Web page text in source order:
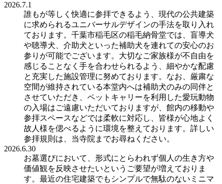
2026.7.1
誰もが等しく快適に参拝できるよう、現代の公共建築
に求められるユニバーサルデザインの手法を取り入れ
ております。千葉市稲毛区の稲毛納骨堂では、盲導犬
や聴導犬、介助犬といった補助犬を連れての安心のお
参りが可能でございます。大切なご家族様が不自由を
感じることなく手を合わせられるよう、細やかな配慮
と充実した施設管理に努めております。なお、厳粛な
空間が維持されている本堂内へは補助犬のみの同伴と
させていただき、ペットキャリーを利用した愛玩動物
の入場はご遠慮いただいておりますが、館内の移動や
参拝スペースなどでは柔軟に対応し、皆様が心地よく
故人様を偲べるように環境を整えております。詳しい
参拝規則は、当寺院までお尋ねください。
2026.6.30
お墓選びにおいて、形式にとらわれず個人の生き方や
価値観を反映させたいというご要望が増えておりま
す。最近の住宅建築でもシンプルで無駄のないミニマ